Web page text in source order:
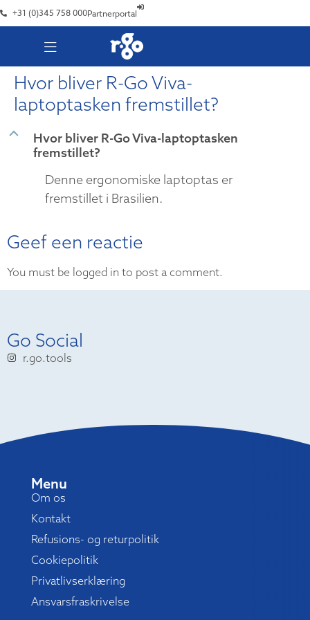
+31 (0)345 758 000Partnerportal
Hvor bliver R-Go Viva-
laptoptasken fremstillet?
B
Hvor bliver R-Go Viva-laptoptasken
fremstillet?
Denne ergonomiske laptoptas er
fremstillet i Brasilien.
Geef een reactie
You must be logged in to post a comment.
Go Social
r.go.tools
Menu
Om os
Kontakt
Refusions- og returpolitik
Cookiepolitik
Privatlivserklæring
Ansvarsfraskrivelse